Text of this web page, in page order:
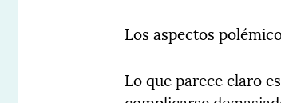
Los aspectos
Lo que parece claro